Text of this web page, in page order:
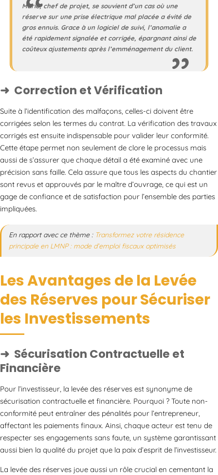
Marie, chef de projet, se souvient d’un cas où une
réserve sur une prise électrique mal placée a évité de
gros ennuis. Grace à un logiciel de suivi, l’anomalie a
été rapidement signalée et corrigée, épargnant ainsi de
coûteux ajustements après l’emménagement du client.
Correction et Vérification
Suite à l’identification des malfaçons, celles-ci doivent être
corrigées selon les termes du contrat. La vérification des travaux
corrigés est ensuite indispensable pour valider leur conformité.
Cette étape permet non seulement de clore le processus mais
aussi de s’assurer que chaque détail a été examiné avec une
précision sans faille. Cela assure que tous les aspects du chantier
sont revus et approuvés par le maître d’ouvrage, ce qui est un
gage de confiance et de satisfaction pour l’ensemble des parties
impliquées.
En rapport avec ce thème : Transformez votre résidence
principale en LMNP : mode d’emploi fiscaux optimisés
Les Avantages de la Levée
des Réserves pour Sécuriser
les Investissements
Sécurisation Contractuelle et
Financière
Pour l’investisseur, la levée des réserves est synonyme de
sécurisation contractuelle et financière. Pourquoi ? Toute non-
conformité peut entraîner des pénalités pour l’entrepreneur,
affectant les paiements finaux. Ainsi, chaque acteur est tenu de
respecter ses engagements sans faute, un système garantissant
aussi bien la qualité du projet que la paix d’esprit de l’investisseur.
La levée des réserves joue aussi un rôle crucial en cementant la